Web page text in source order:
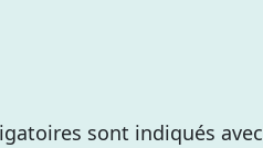
sont indiqués avec